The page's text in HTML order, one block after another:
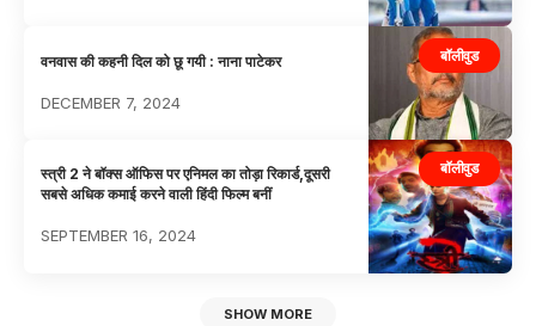
बॉलीवुड
वनवास की कहनी दिल को छू गयी : नाना पाटेकर
DECEMBER 7, 2024
बॉलीवुड
स्त्री 2 ने बॉक्स ऑफिस पर एनिमल का तोड़ा रिकार्ड,दूसरी
सबसे अधिक कमाई करने वाली हिंदी फिल्म बनीं
SEPTEMBER 16, 2024
SHOW MORE